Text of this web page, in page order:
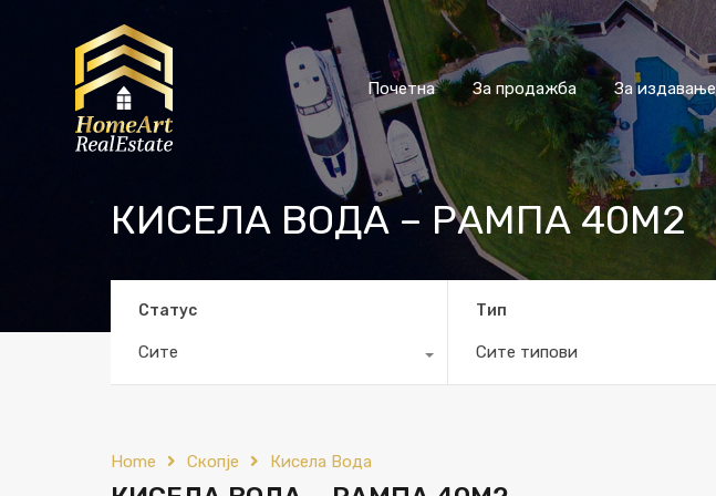
Почетна За продажба За издавање
КИСЕЛА ВОДА – РАМПА 40М2
Статус
Сите
Тип
Сите типови
Home Скопје Кисела Вода